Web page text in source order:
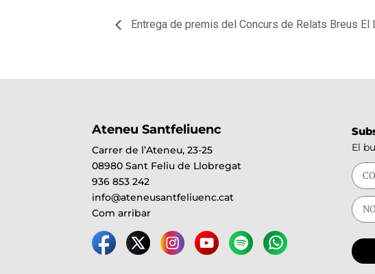
Entrega de premis del Concurs de Relats Breus El
Ateneu Santfeliuenc
Carrer de l’Ateneu, 23-25
08980 Sant Feliu de Llobregat
936 853 242
info@ateneusantfeliuenc.cat
Com arribar
El